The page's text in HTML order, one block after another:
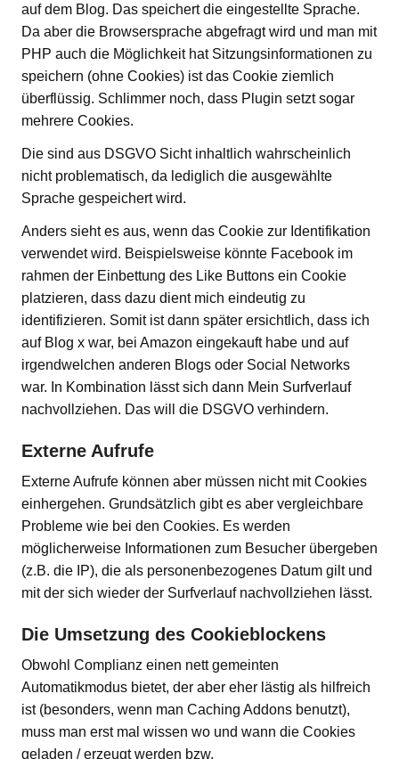
auf dem Blog. Das speichert die eingestellte Sprache.
Da aber die Browsersprache abgefragt wird und man mit
PHP auch die Möglichkeit hat Sitzungsinformationen zu
speichern (ohne Cookies) ist das Cookie ziemlich
überflüssig. Schlimmer noch, dass Plugin setzt sogar
mehrere Cookies.
Die sind aus DSGVO Sicht inhaltlich wahrscheinlich
nicht problematisch, da lediglich die ausgewählte
Sprache gespeichert wird.
Anders sieht es aus, wenn das Cookie zur Identifikation
verwendet wird. Beispielsweise könnte Facebook im
rahmen der Einbettung des Like Buttons ein Cookie
platzieren, dass dazu dient mich eindeutig zu
identifizieren. Somit ist dann später ersichtlich, dass ich
auf Blog x war, bei Amazon eingekauft habe und auf
irgendwelchen anderen Blogs oder Social Networks
war. In Kombination lässt sich dann Mein Surfverlauf
nachvollziehen. Das will die DSGVO verhindern.
Externe Aufrufe
Externe Aufrufe können aber müssen nicht mit Cookies
einhergehen. Grundsätzlich gibt es aber vergleichbare
Probleme wie bei den Cookies. Es werden
möglicherweise Informationen zum Besucher übergeben
(z.B. die IP), die als personenbezogenes Datum gilt und
mit der sich wieder der Surfverlauf nachvollziehen lässt.
Die Umsetzung des Cookieblockens
Obwohl Complianz einen nett gemeinten
Automatikmodus bietet, der aber eher lästig als hilfreich
ist (besonders, wenn man Caching Addons benutzt),
muss man erst mal wissen wo und wann die Cookies
geladen / erzeugt werden bzw.